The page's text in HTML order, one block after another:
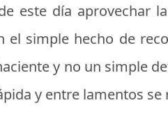
este día aprovechar
el simple hecho de
y no un simple
y entre lamentos